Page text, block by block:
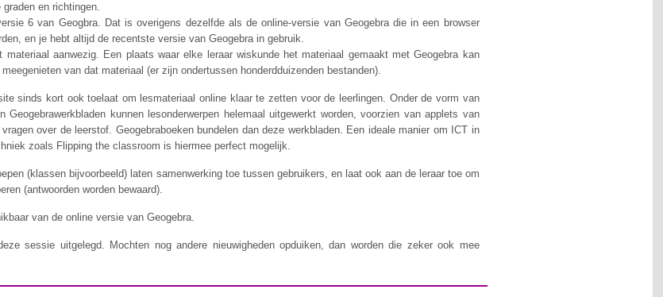
en richtingen.
6 van Geogbra. Dat is overigens dezelfde als de online-versie van Geogebra die in een browser
en je hebt altijd de recentste versie van Geogebra in gebruik.
aanwezig. Een plaats waar elke leraar wiskunde het materiaal gemaakt met Geogebra kan
van dat materiaal (er zijn ondertussen honderdduizenden bestanden).
sinds kort ook toelaat om lesmateriaal online klaar te zetten voor de leerlingen. Onder de vorm van
Geogebrawerkbladen kunnen lesonderwerpen helemaal uitgewerkt worden, voorzien van applets van
over de leerstof. Geogebraboeken bundelen dan deze werkbladen. Een ideale manier om ICT in
zoals Flipping the classroom is hiermee perfect mogelijk.
(klassen bijvoorbeeld) laten samenwerking toe tussen gebruikers, en laat ook aan de leraar toe om
(antwoorden worden bewaard).
van de online versie van Geogebra.
sessie uitgelegd. Mochten nog andere nieuwigheden opduiken, dan worden die zeker ook mee